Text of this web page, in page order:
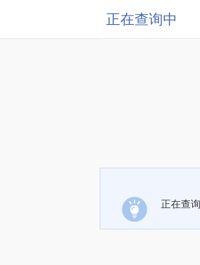
正在查询中
正在查